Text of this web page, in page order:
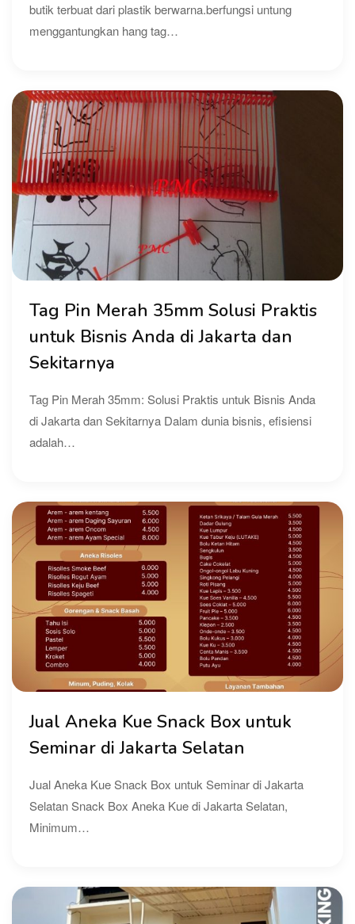
butik terbuat dari plastik berwarna.berfungsi untung
menggantungkan hang tag…
Tag Pin Merah 35mm Solusi Praktis
untuk Bisnis Anda di Jakarta dan
Sekitarnya
Tag Pin Merah 35mm: Solusi Praktis untuk Bisnis Anda
di Jakarta dan Sekitarnya Dalam dunia bisnis, efisiensi
adalah…
Jual Aneka Kue Snack Box untuk
Seminar di Jakarta Selatan
Jual Aneka Kue Snack Box untuk Seminar di Jakarta
Selatan Snack Box Aneka Kue di Jakarta Selatan,
Minimum…